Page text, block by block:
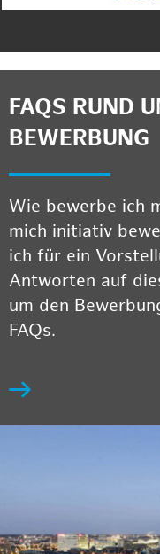
FAQS RUND
BEWERBUNG
Wie bewerbe ich
mich initiativ
ich für ein
Antworten auf
um den
FAQs.